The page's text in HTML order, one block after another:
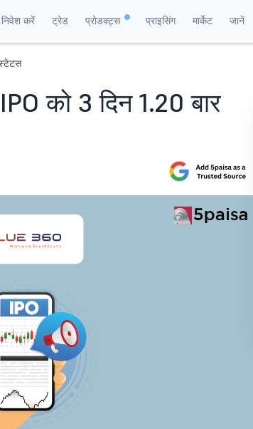
निवेश करें ट्रेड प्रोडक्ट्स प्राइसिंग मार्केट जानें
को 3 दिन 1.20 बार